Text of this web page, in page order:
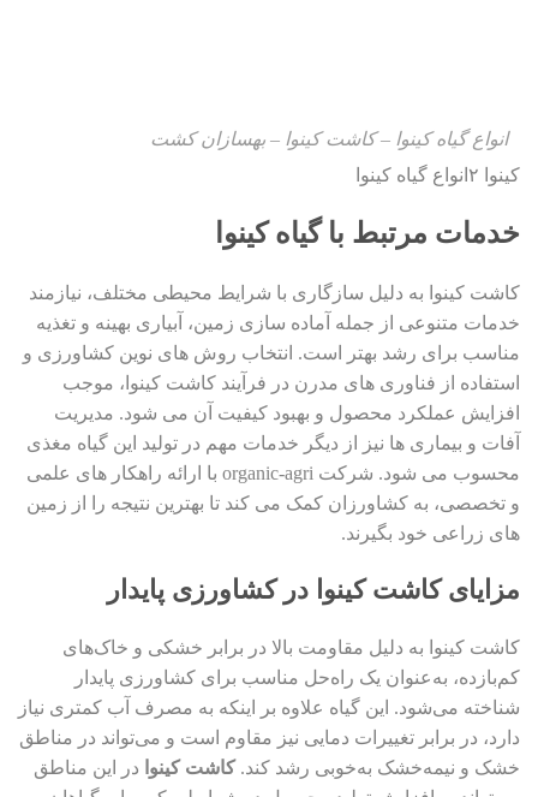
انواع گیاه کینوا – کاشت کینوا – بهسازان کشت
کینوا ۲انواع گیاه کینوا
خدمات مرتبط با گیاه کینوا
کاشت کینوا به دلیل سازگاری با شرایط محیطی مختلف، نیازمند
خدمات متنوعی از جمله آماده سازی زمین، آبیاری بهینه و تغذیه
مناسب برای رشد بهتر است. انتخاب روش های نوین کشاورزی و
استفاده از فناوری های مدرن در فرآیند کاشت کینوا، موجب
افزایش عملکرد محصول و بهبود کیفیت آن می شود. مدیریت
آفات و بیماری ها نیز از دیگر خدمات مهم در تولید این گیاه مغذی
محسوب می شود. شرکت organic-agri با ارائه راهکار های علمی
و تخصصی، به کشاورزان کمک می کند تا بهترین نتیجه را از زمین
های زراعی خود بگیرند.
مزایای کاشت کینوا در کشاورزی پایدار
کاشت کینوا به دلیل مقاومت بالا در برابر خشکی و خاک‌های
کم‌بازده، به‌عنوان یک راه‌حل مناسب برای کشاورزی پایدار
شناخته می‌شود. این گیاه علاوه بر اینکه به مصرف آب کمتری نیاز
دارد، در برابر تغییرات دمایی نیز مقاوم است و می‌تواند در مناطق
خشک و نیمه‌خشک به‌خوبی رشد کند.کاشت کینوا در این مناطق